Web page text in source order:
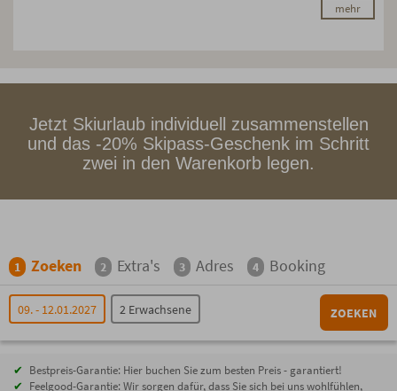
mehr
Jetzt Skiurlaub individuell zusammenstellen
und das -20% Skipass-Geschenk im Schritt
zwei in den Warenkorb legen.
1 Zoeken 2 Extra's 3 Adres 4 Booking
09. - 12.01.2027 2 Erwachsene ZOEKEN
Bestpreis-Garantie: Hier buchen Sie zum besten Preis - garantiert!
Feelgood-Garantie: Wir sorgen dafür, dass Sie sich bei uns wohlfühlen,